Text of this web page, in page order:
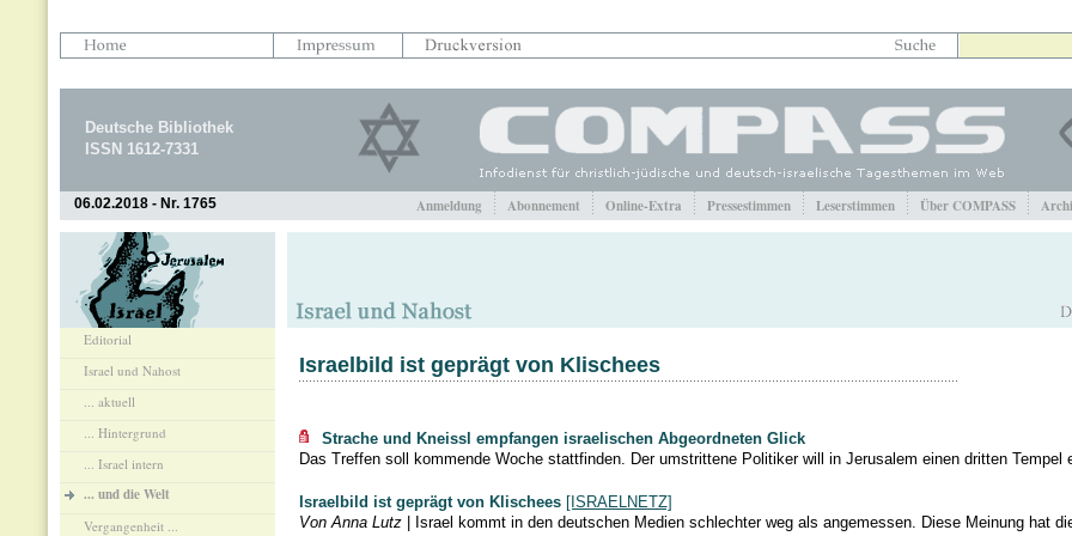
Deutsche Bibliothek
ISSN 1612-7331
06.02.2018 - Nr. 1765 Anmeldung Abonnement Online-Extra Pressestimmen Leserstimmen Über COMPASS
Editorial
Israel und Nahost
... aktuell
... Hintergrund
... Israel intern
... und die Welt
Vergangenheit ...
Israelbild ist geprägt von Klischees
Strache und Kneissl empfangen israelischen Abgeordneten Glick
Das Treffen soll kommende Woche stattfinden. Der umstrittene Politiker will in Jerusalem einen dritten Tempel
Israelbild ist geprägt von Klischees [ISRAELNETZ]
Von Anna Lutz | Israel kommt in den deutschen Medien schlechter weg als angemessen. Diese Meinung hat